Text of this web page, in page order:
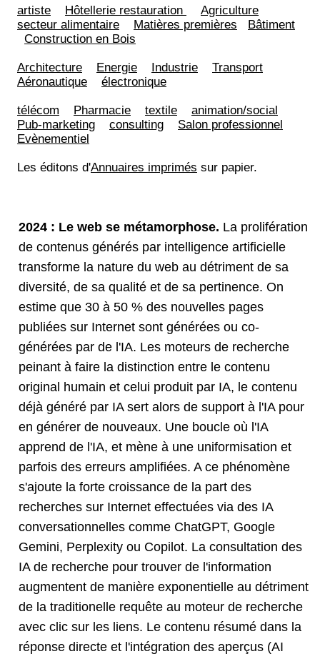
artiste Hôtellerie restauration
Agriculture
secteur alimentaire
Matières premières
Bâtiment
Construction en Bois
Architecture Energie Industrie
Transport
Aéronautique
électronique
télécom Pharmacie textile
animation/social
Pub-marketing
consulting
Salon professionnel
Evènementiel
Les éditons d'Annuaires imprimés sur papier.
2024 : Le web se métamorphose. La prolifération
de contenus générés par intelligence artificielle
transforme la nature du web au détriment de sa
diversité, de sa qualité et de sa pertinence. On
estime que 30 à 50 % des nouvelles pages
publiées sur Internet sont générées ou co-
générées par de l'IA. Les moteurs de recherche
peinant à faire la distinction entre le contenu
original humain et celui produit par IA, le contenu
déjà généré par IA sert alors de support à l'IA pour
en générer de nouveaux. Une boucle où l'IA
apprend de l'IA, et mène à une uniformisation et
parfois des erreurs amplifiées. A ce phénomène
s'ajoute la forte croissance de la part des
recherches sur Internet effectuées via des IA
conversationnelles comme ChatGPT, Google
Gemini, Perplexity ou Copilot. La consultation des
IA de recherche pour trouver de l'information
augmentent de manière exponentielle au détriment
de la traditionelle requête au moteur de recherche
avec clic sur les liens. Le contenu résumé dans la
réponse directe et l'intégration des aperçus (AI